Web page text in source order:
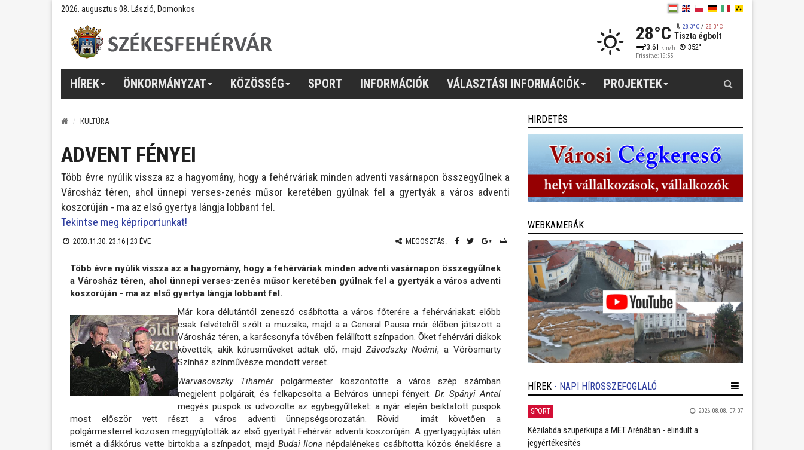
2026. augusztus 08. László, Domonkos
28°C 28.3°C/ 28.3°C
Tiszta égbolt
3.61 km/h 352°
Frissítve: 19:55
HÍREK ÖNKORMÁNYZAT KÖZÖSSÉG SPORT INFORMÁCIÓK VÁLASZTÁSI INFORMÁCIÓK PROJEKTEK
KULTÚRA
ADVENT FÉNYEI
Több évre nyúlik vissza az a hagyomány, hogy a fehérváriak minden adventi vasárnapon összegyűlnek a
Városház téren, ahol ünnepi verses-zenés műsor keretében gyúlnak fel a gyertyák a város adventi
koszorúján - ma az első gyertya lángja lobbant fel.
Tekintse meg képriportunkat!
2003.11.30. 23:16 | 23 ÉVE MEGOSZTÁS:
Több évre nyúlik vissza az a hagyomány, hogy a fehérváriak minden adventi vasárnapon összegyűlnek
a Városház téren, ahol ünnepi verses-zenés műsor keretében gyúlnak fel a gyertyák a város adventi
koszorúján - ma az első gyertya lángja lobbant fel.
Már kora délutántól zeneszó csábította a város főterére a fehérváriakat: előbb
csak felvételről szólt a muzsika, majd a a General Pausa már élőben játszott a
Városház téren, a karácsonyfa tövében felállított színpadon. Õket fehérvári diákok
követték, akik kórusműveket adtak elő, majd Závodszky Noémi, a Vörösmarty
Színház színművésze mondott verset.
Warvasovszky Tihamérpolgármester köszöntötte a város szép számban
megjelent polgárait, és felkapcsolta a Belváros ünnepi fényeit. Dr. Spányi Antal
megyés püspök is üdvözölte az egybegyűlteket: a nyár elején beiktatott püspök
most először vett részt a város adventi ünnepségsorozatán. Rövid imát követően a
polgármesterrel közösen meggyújtották az első gyertyát Fehérvár adventi koszorúján. A gyertyagyújtás után
ismét a diákkórus vette birtokba a színpadot, majd Budai Ilonanépdalénekes csábította közös éneklésre a
HIRDETÉS
WEBKAMERÁK
HÍREK - NAPI HÍRÖSSZEFOGLALÓ
SPORT 2026.08.08. 07:07
Kézilabda szuperkupa a MET Arénában - elindult a
jegyértékesítés